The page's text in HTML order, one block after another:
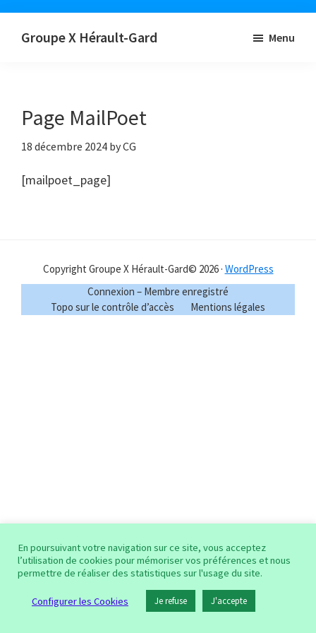
Groupe X Hérault-Gard Menu
Page MailPoet
18 décembre 2024 by CG
[mailpoet_page]
Copyright Groupe X Hérault-Gard© 2026 · WordPress
Connexion – Membre enregistré
Topo sur le contrôle d’accès
Mentions légales
En poursuivant votre navigation sur ce site, vous acceptez
l’utilisation de cookies pour mémoriser vos préférences et nous
permettre de réaliser des statistiques sur l'usage du site.
Configurer les Cookies Je refuse J'accepte